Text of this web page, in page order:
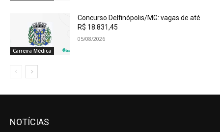
Carreira Médica
Concurso Delfinópolis/MG: vagas de até
R$ 18.831,45
05/08/2026
NOTÍCIAS